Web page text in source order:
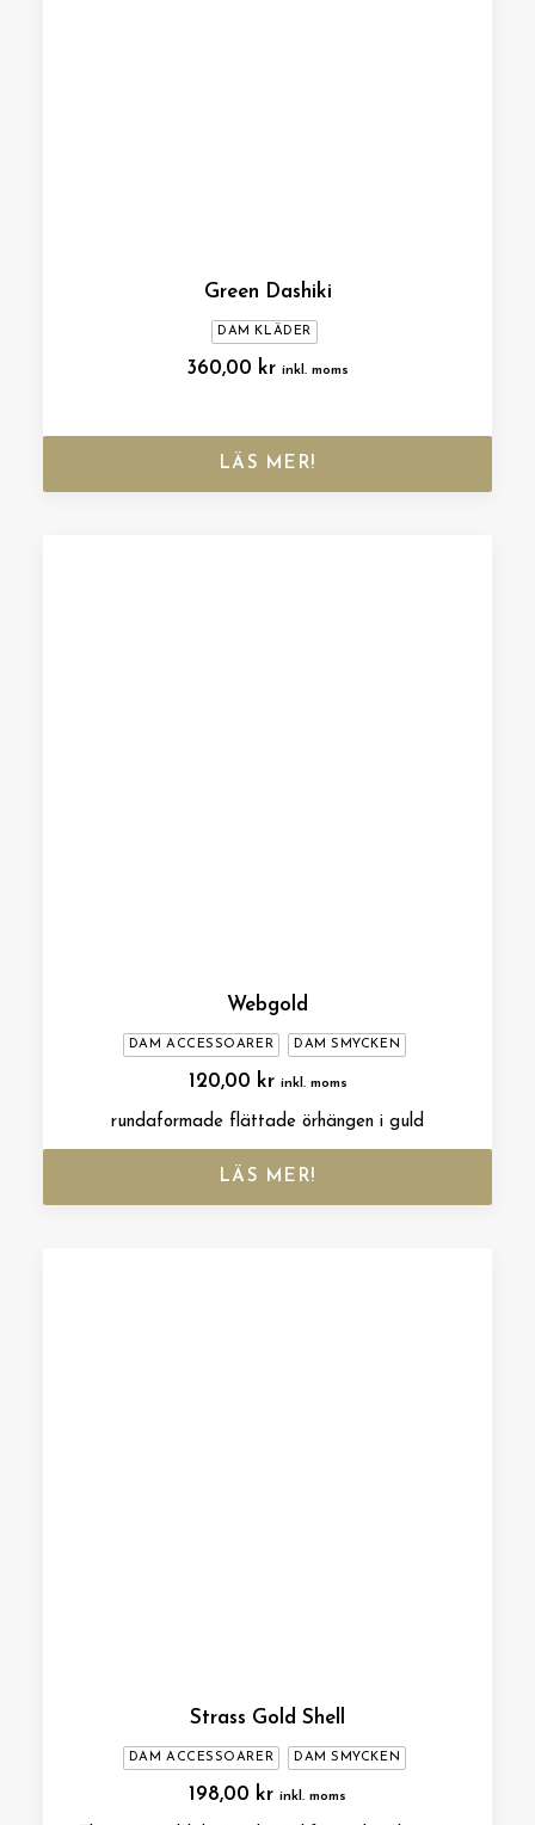
Green Dashiki
DAM KLÄDER
360,00 kr inkl. moms
LÄS MER!
Webgold
DAM ACCESSOARER DAM SMYCKEN
120,00 kr inkl. moms
rundaformade flättade örhängen i guld
LÄS MER!
Strass Gold Shell
DAM ACCESSOARER DAM SMYCKEN
198,00 kr inkl. moms